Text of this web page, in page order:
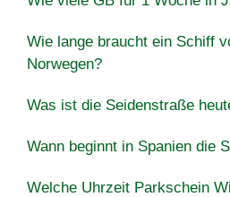
Wie lange braucht ein Schiff
Norwegen?
Was ist die Seidenstraße
Wann beginnt in Spanien die
Welche Uhrzeit Parkschein